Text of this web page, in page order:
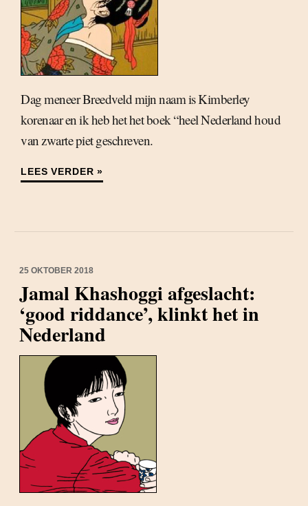
Dag meneer Breedveld mijn naam is Kimberley
korenaar en ik heb het het boek “heel Nederland houd
van zwarte piet geschreven.
LEES VERDER »
25 OKTOBER 2018
Jamal Khashoggi afgeslacht:
‘good riddance’, klinkt het in
Nederland